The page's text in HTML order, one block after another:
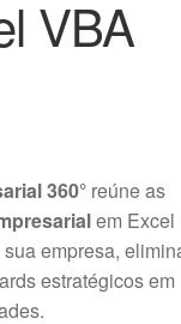
VBA
360° reúne as
em Excel
empresa,
estratégicos em